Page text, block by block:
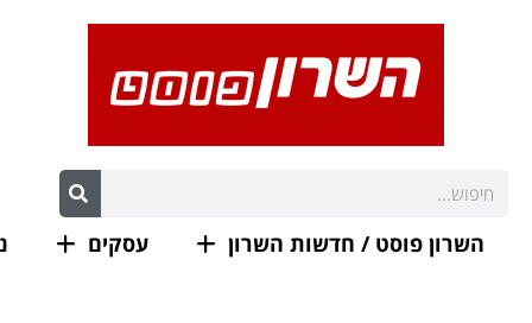
השרון פוסט / חדשות השרון עסקים